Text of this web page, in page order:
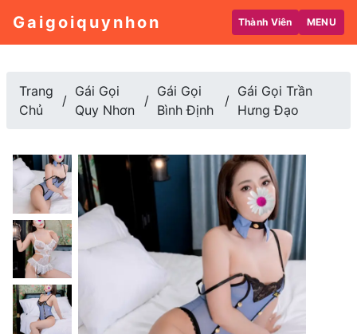
Gaigoiquynhon Thành Viên MENU
Trang
Chủ
Gái Gọi
Quy Nhơn
Gái Gọi
Bình Định
Gái Gọi Trần
Hưng Đạo